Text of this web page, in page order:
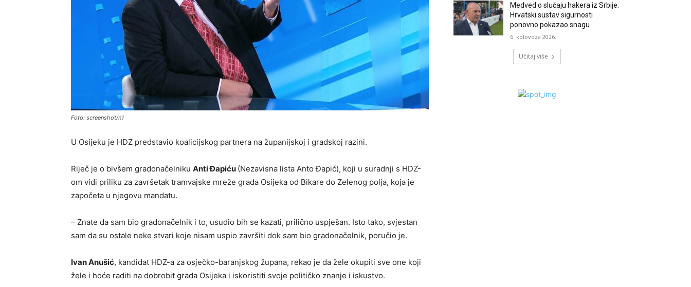
Foto: screenshot/n1
U Osijeku je HDZ predstavio koalicijskog partnera na županijskoj i gradskoj razini.
Riječ je o bivšem gradonačelniku Anti Đapiću (Nezavisna lista Anto Đapić), koji u suradnji s HDZ-
om vidi priliku za završetak tramvajske mreže grada Osijeka od Bikare do Zelenog polja, koja je
započeta u njegovu mandatu.
– Znate da sam bio gradonačelnik i to, usudio bih se kazati, prilično uspješan. Isto tako, svjestan
sam da su ostale neke stvari koje nisam uspio završiti dok sam bio gradonačelnik, poručio je.
Ivan Anušić, kandidat HDZ-a za osječko-baranjskog župana, rekao je da žele okupiti sve one koji
žele i hoće raditi na dobrobit grada Osijeka i iskoristiti svoje političko znanje i iskustvo.
Medved o slučaju hakera iz Srbije:
Hrvatski sustav sigurnosti
ponovno pokazao snagu
6. kolovoza 2026.
Učitaj više